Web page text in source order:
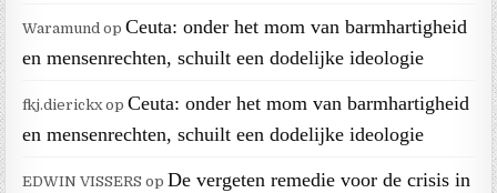
Waramund opCeuta: onder het mom van barmhartigheid
en mensenrechten, schuilt een dodelijke ideologie
fkj.dierickxopCeuta: onder het mom van barmhartigheid
en mensenrechten, schuilt een dodelijke ideologie
EDWIN VISSERS opDe vergeten remedie voor de crisis in